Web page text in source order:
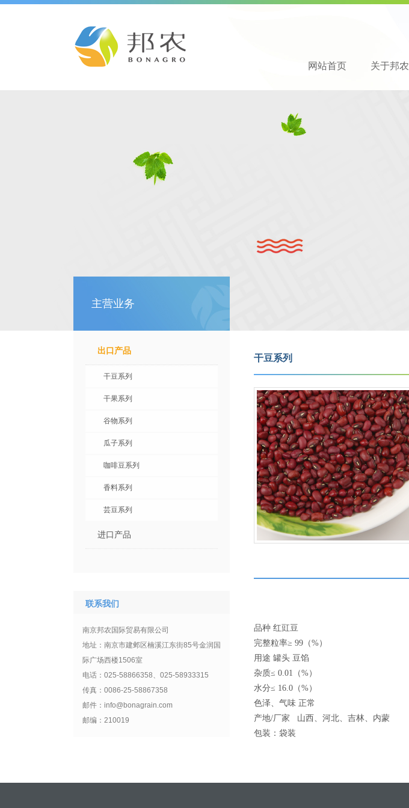
网站首页 关于邦农
主营业务
出口产品
干豆系列
干果系列
谷物系列
瓜子系列
咖啡豆系列
香料系列
芸豆系列
进口产品
联系我们
南京邦农国际贸易有限公司
地址：南京市建邺区楠溪江东街85号金润国
际广场西楼1506室
电话：025-58866358、025-58933315
传真：0086-25-58867358
邮件：info@bonagrain.com
邮编：210019
干豆系列
品种 红豇豆
完整粒率≥ 99 （%）
用途 罐头 豆馅
杂质≤ 0.01 （%）
水分≤ 16.0 （%）
色泽、气味 正常
产地/厂家
山西、河北、吉林、内蒙
包装：袋装